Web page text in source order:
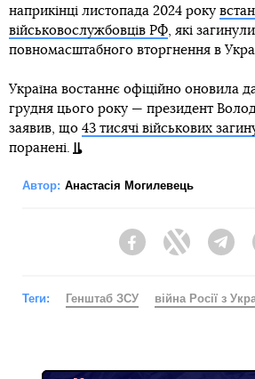
наприкінці листопада 2024 року
військовослужбовців РФ, які
повномасштабного вторгнення в
Україна востаннє офіційно оновила
грудня цього року — президент
заявив, що 43 тисячі військових
поранені.
Автор: Анастасія Могилевець
FacebookTwitter
Теги: Генштаб ЗСУ війна Росії з